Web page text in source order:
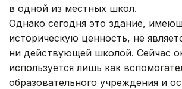
в одной из местных школ.
Однако сегодня это здание,
историческую ценность, не
ни действующей школой. Сейчас
используется лишь как
образовательного учреждения и